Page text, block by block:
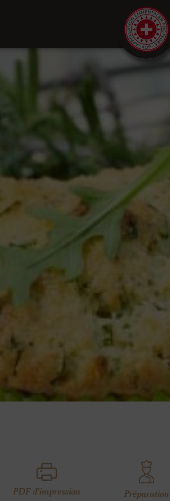
PDF d'impression Préparation